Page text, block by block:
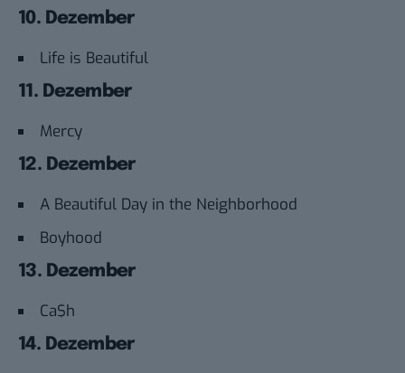
10. Dezember
Life is Beautiful
11. Dezember
Mercy
12. Dezember
A Beautiful Day in the Neighborhood
Boyhood
13. Dezember
Ca$h
14. Dezember